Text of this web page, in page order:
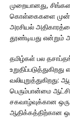
முறையானது,
கொள்கைகளை
அரசியல்
தூண்டியது என்றும்
தமிழ்கள் பல
பெரும்பான்மை
சகவாழ்வுக்கான
ஆதிக்கத்திற்கான